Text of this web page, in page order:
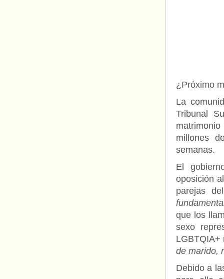
¿Próximo
La
Tribunal
millones
semanas.
El
oposición
parejas
que los
sexo
de marido,
Debido a